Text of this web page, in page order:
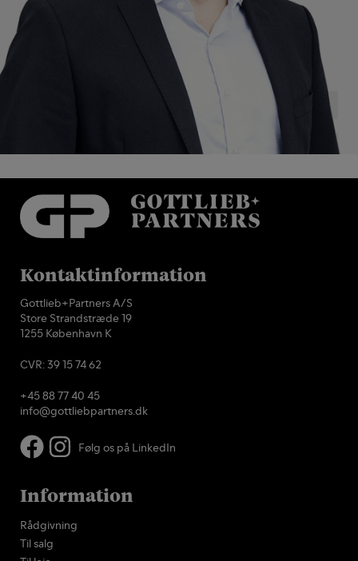
Kontaktinformation
Gottlieb+Partners A/S
Store Strandstræde 19
1255 København K
CVR: 39 15 74 62
+45 88 77 40 45
info@gottliebpartners.dk
Følg os på LinkedIn
Information
Rådgivning
Til salg